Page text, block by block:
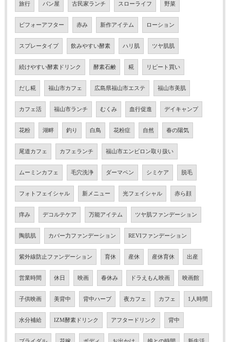
旅行 パン屋 古民家ランチ スローライフ 野菜
ビフォーアフター 赤み 新作アイテム ローション
スプレータイプ 飲みやすい酵素 ハリ肌 ツヤ肌肌
続けやすい酵素ドリンク 酵素石鹸 糀 リピート買い
だし糀 福山市カフェ 広島県福山市エステ 福山市美肌
カフェ活 福山市ランチ むくみ 血行促進 デイキャンプ
花粉 湖畔 釣り 白鳥 花粉症 自然 春の陽気
尾道カフェ カフェランチ 福山市エンビロン取り扱い
ムーミンカフェ 毛穴洗浄 ダーマペン シミケア 脱毛
フォトフェイシャル 新メニュー 光フェイシャル 赤ら顔
痒み デコルテケア 万能アイテム ツヤ肌ファンデーション
陶肌肌 カバー力ファンデーション REVIファンデーション
紫外線防止ファンデーション 育休 産休 産休育休 出産
営業時間 休日 映画 春休み ドラえもん映画 映画館
子供映画 美背中 背中ハーブ 夜カフェ カフェ 1人時間
水分補給 IZM酵素ドリンク アフタードリンク 背中